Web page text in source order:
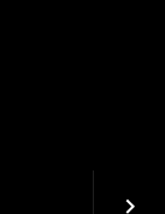
keyboard_arrow_right